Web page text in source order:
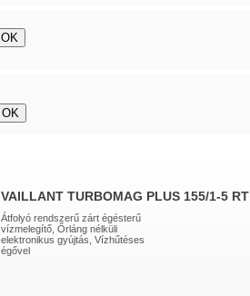
lista
VAILLANT TURBOMAG PLUS 155/1-5 RT
Átfolyó rendszerű zárt égésterű
vízmelegítő, Őrláng nélküli
elektronikus gyújtás, Vízhűtéses
égővel